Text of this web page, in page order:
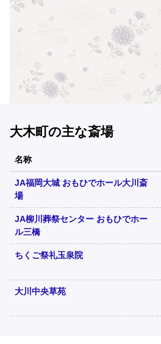
大木町の主な斎場
名称
JA福岡大城 おもひでホール大川斎
場
JA柳川葬祭センター おもひでホー
ル三橋
ちくご祭礼玉泉院
大川中央草苑